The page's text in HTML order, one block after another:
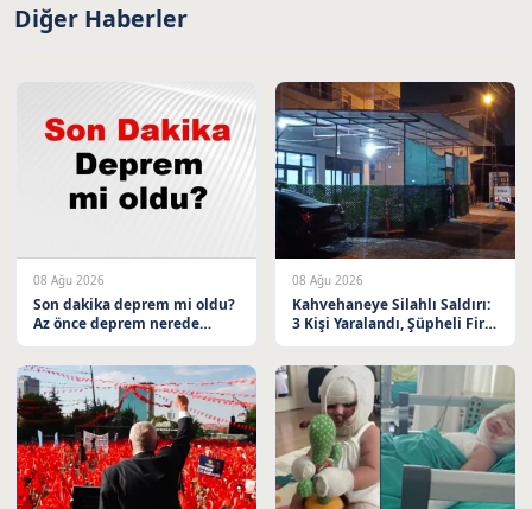
Diğer Haberler
08 Ağu 2026
Son dakika deprem mi oldu?
Az önce deprem nerede
ve il il AFAD son depremler
08 Ağustos 2026
08 Ağu 2026
Kahvehaneye Silahlı Saldırı:
3 Kişi Yaralandı, Şüpheli Firar